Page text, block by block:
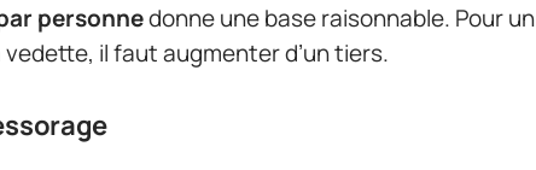
personnedonne une base raisonnable. Pour un
il faut augmenter d’un tiers.